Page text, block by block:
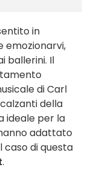
in
emozionarvi,
ballerini. Il
di Carl
della
ideale per la
adattato
di questa
.